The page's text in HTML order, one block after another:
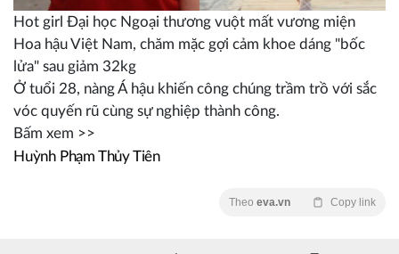
Hot girl Đại học Ngoại thương vuột mất vương miện
Hoa hậu Việt Nam, chăm mặc gợi cảm khoe dáng "bốc
lửa" sau giảm 32kg
Ở tuổi 28, nàng Á hậu khiến công chúng trầm trồ với sắc
vóc quyến rũ cùng sự nghiệp thành công.
Bấm xem >>
Huỳnh Phạm Thủy Tiên
Theo eva.vn Copy link